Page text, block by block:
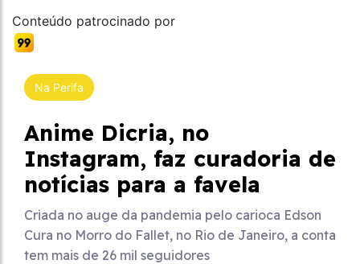
Conteúdo patrocinado por
Na Perifa
Anime Dicria, no
Instagram, faz curadoria de
notícias para a favela
Criada no auge da pandemia pelo carioca Edson
Cura no Morro do Fallet, no Rio de Janeiro, a conta
tem mais de 26 mil seguidores